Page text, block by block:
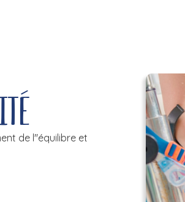
de l''équilibre et